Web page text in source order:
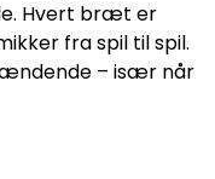
Hvert bræt er
fra spil til spil.
– især når